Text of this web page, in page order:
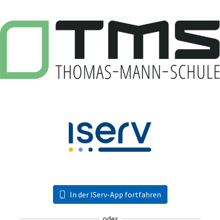
In der IServ-App fortfahren